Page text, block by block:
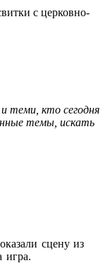
с церковно-
теми, кто сегодня
темы, искать
сцену из
игра.